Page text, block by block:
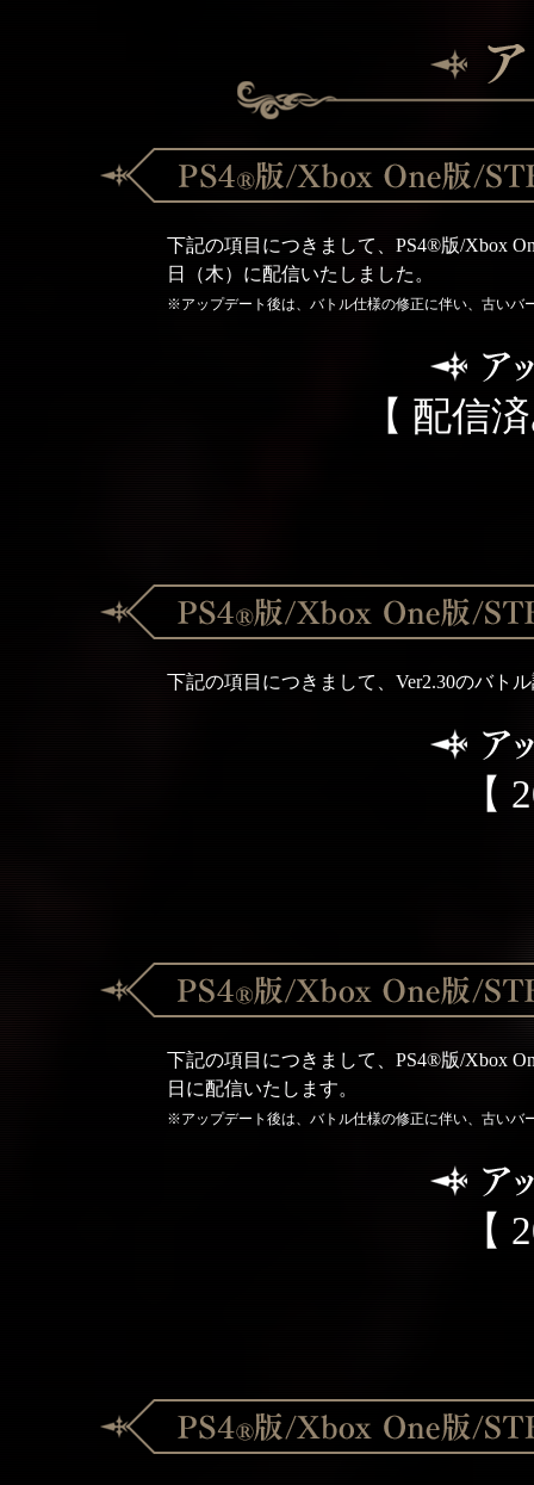
下記の項目につきまして、PS4®版/Xbox
日（木）に配信いたしました。
※アップデート後は、バトル仕様の修正に伴い、古いバ
【 配信
下記の項目につきまして、Ver2.30のバト
【
下記の項目につきまして、PS4®版/Xbox
日に配信いたします。
※アップデート後は、バトル仕様の修正に伴い、古いバ
【